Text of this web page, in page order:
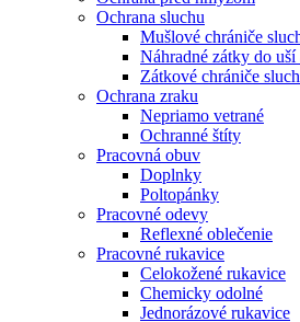
Ochrana sluchu
Mušlové chrániče
Náhradné zátky do uší
Zátkové chrániče
Ochrana zraku
Nepriamo vetrané
Ochranné štíty
Pracovná obuv
Doplnky
Poltopánky
Pracovné odevy
Reflexné oblečenie
Pracovné rukavice
Celokožené rukavice
Chemicky odolné
Jednorázové rukavice